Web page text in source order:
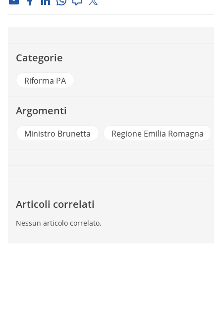
Categorie
Riforma PA
Argomenti
Ministro Brunetta Regione Emilia Romagna
Articoli correlati
Nessun articolo correlato.